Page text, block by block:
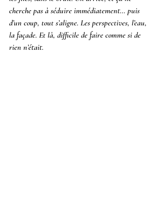
cherche pas à séduire immédiatement… puis
d’un coup, tout s’aligne. Les perspectives, l’eau,
la façade. Et là, difficile de faire comme si de
rien n’était.